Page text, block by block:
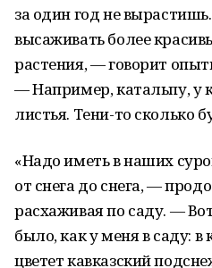
за один год не
высаживать более
растения, — говорит
— Например, катальпу, у
листья. Тени-то сколько
«Надо иметь в наших
от снега до снега, —
расхаживая по саду. —
было, как у меня в саду: в
цветет кавказский